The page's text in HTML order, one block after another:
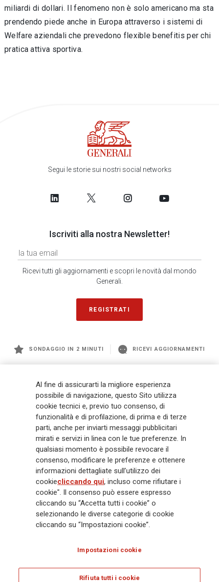
miliardi di dollari. Il fenomeno non è solo americano ma sta
prendendo piede anche in Europa attraverso i sistemi di
Welfare aziendali che prevedono flexible benefitis per chi
pratica attiva sportiva.
Segui le storie sui nostri social networks
Iscriviti alla nostra Newsletter!
Ricevi tutti gli aggiornamenti e scopri le novità dal mondo
Generali.
REGISTRATI
SONDAGGIO IN 2 MINUTI RICEVI AGGIORNAMENTI
management a livello globale, con premi complessivi pari a € 98,1
miliardi e € 900 miliardi di AUM nel 2025. Fondato nel 1831, con oltre 88
mila dipendenti e 163 mila agenti che servono 75 milioni di clienti, il
Gruppo ha una posizione di leadership in Europa e una presenza
crescente in Asia e America. Al centro della strategia di Generali c'è il suo
impegno Lifetime Partner verso i clienti, realizzato attraverso soluzioni
innovative e personalizzate, un'esperienza cliente di prima classe e le sue
capacità di distribuzione globale digitalizzata. Il Gruppo ha
completamente integrato la sostenibilità in tutte le scelte strategiche, con
l'obiettivo di creare valore per tutti gli stakeholder mentre costruisce una
società più equa e resiliente.
Legal Info Cookie Policy Privacy & GDPR
Al fine di assicurarti la migliore esperienza
possibile di navigazione, questo Sito utilizza
cookie tecnici e, previo tuo consenso, di
funzionalità e di profilazione, di prima e di terze
parti, anche per inviarti messaggi pubblicitari
mirati e servizi in linea con le tue preferenze. In
qualsiasi momento è possibile revocare il
consenso, modificare le preferenze e ottenere
informazioni dettagliate sull’utilizzo dei
cookiecliccando qui, incluso come rifiutare i
cookie". Il consenso può essere espresso
cliccando su “Accetta tutti i cookie” o
selezionando le diverse categorie di cookie
cliccando su “Impostazioni cookie”.
Impostazioni cookie
Rifiuta tutti i cookie